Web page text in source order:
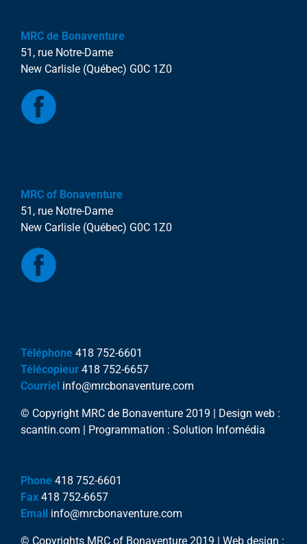
MRC de Bonaventure
51, rue Notre-Dame
New Carlisle (Québec) G0C 1Z0
MRC of Bonaventure
51, rue Notre-Dame
New Carlisle (Québec) G0C 1Z0
Téléphone 418 752-6601
Télécopieur 418 752-6657
Courriel info@mrcbonaventure.com
© Copyright MRC de Bonaventure 2019 | Design web :
scantin.com | Programmation : Solution Infomédia
Phone 418 752-6601
Fax 418 752-6657
Email info@mrcbonaventure.com
© Copyrights MRC of Bonaventure 2019 | Web design :